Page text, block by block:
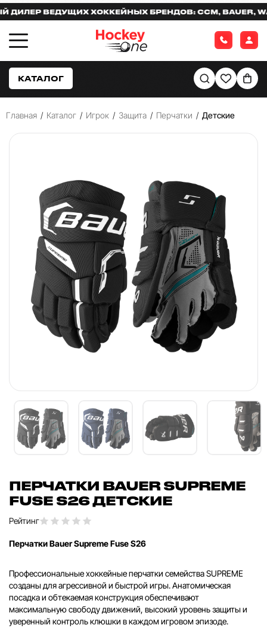
ВЕДУЩИХ ХОККЕЙНЫХ БРЕНДОВ: CCM, BAUER,
КАТАЛОГ
Главная / Каталог / Игрок / Защита / Перчатки / Детские
ПЕРЧАТКИ BAUER SUPREME
FUSE S26 ДЕТСКИЕ
Рейтинг
Перчатки Bauer Supreme Fuse S26
Профессиональные хоккейные перчатки семейства SUPREME
созданы для агрессивной и быстрой игры. Анатомическая
посадка и обтекаемая конструкция обеспечивают
максимальную свободу движений, высокий уровень защиты и
уверенный контроль клюшки в каждом игровом эпизоде.